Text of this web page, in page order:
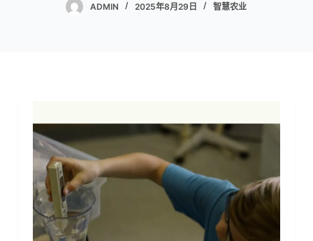
ADMIN 2025年8月29日 智慧农业